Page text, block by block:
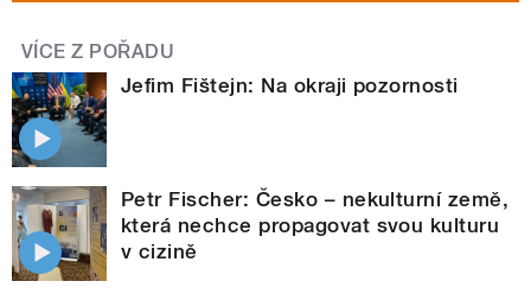
VÍCE Z POŘADU
Jefim Fištejn: Na okraji pozornosti
Petr Fischer: Česko – nekulturní země,
která nechce propagovat svou kulturu
v cizině